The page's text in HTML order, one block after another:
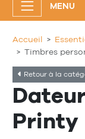
MENU
Accueil
Timbres
Retour à la
Printy